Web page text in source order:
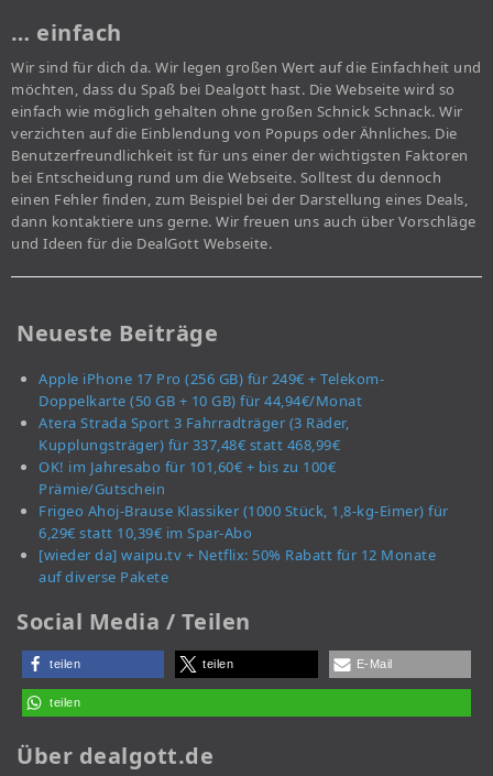
… einfach
Wir sind für dich da. Wir legen großen Wert auf die Einfachheit und
möchten, dass du Spaß bei Dealgott hast. Die Webseite wird so
einfach wie möglich gehalten ohne großen Schnick Schnack. Wir
verzichten auf die Einblendung von Popups oder Ähnliches. Die
Benutzerfreundlichkeit ist für uns einer der wichtigsten Faktoren
bei Entscheidung rund um die Webseite. Solltest du dennoch
einen Fehler finden, zum Beispiel bei der Darstellung eines Deals,
dann kontaktiere uns gerne. Wir freuen uns auch über Vorschläge
und Ideen für die DealGott Webseite.
Neueste Beiträge
Apple iPhone 17 Pro (256 GB) für 249€ + Telekom-
Doppelkarte (50 GB + 10 GB) für 44,94€/Monat
Atera Strada Sport 3 Fahrradträger (3 Räder,
Kupplungsträger) für 337,48€ statt 468,99€
OK! im Jahresabo für 101,60€ + bis zu 100€
Prämie/Gutschein
Frigeo Ahoj-Brause Klassiker (1000 Stück, 1,8-kg-Eimer) für
6,29€ statt 10,39€ im Spar-Abo
[wieder da] waipu.tv + Netflix: 50% Rabatt für 12 Monate
auf diverse Pakete
Social Media / Teilen
teilen teilen E-Mail
teilen
Über dealgott.de